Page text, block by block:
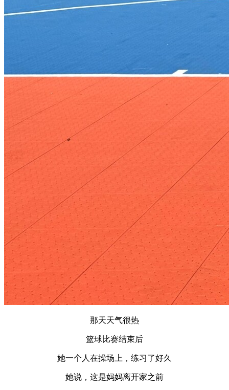
那天天气很热
篮球比赛结束后
她一个人在操场上，练习了好久
她说，这是妈妈离开家之前